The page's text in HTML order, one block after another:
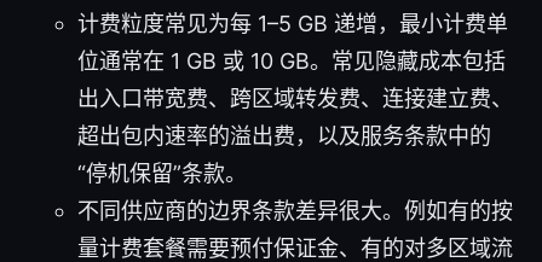
计费粒度常见为每 1–5 GB 递增，最小计费单
位通常在 1 GB 或 10 GB。常见隐藏成本包括
出入口带宽费、跨区域转发费、连接建立费、
超出包内速率的溢出费，以及服务条款中的
“停机保留”条款。
不同供应商的边界条款差异很大。例如有的按
量计费套餐需要预付保证金、有的对多区域流